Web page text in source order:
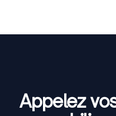
Appelez